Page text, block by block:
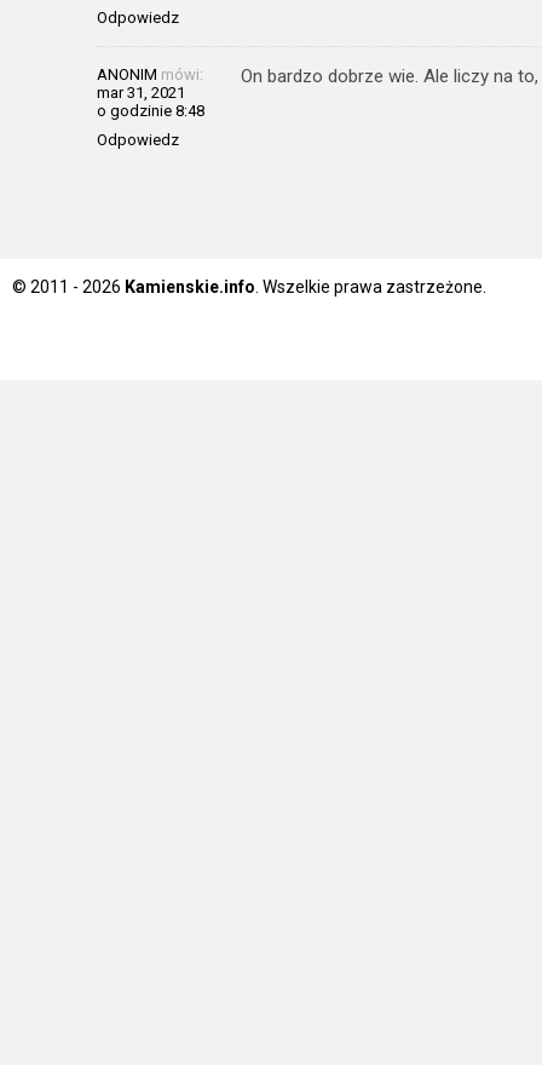
Odpowiedz
ANONIM mówi:
mar 31, 2021
o godzinie 8:48
Odpowiedz
On bardzo dobrze wie. Ale liczy na
© 2011 - 2026 Kamienskie.info. Wszelkie prawa zastrzeżone.